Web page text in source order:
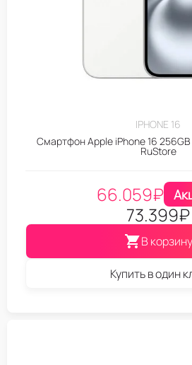
IPHONE 16
Смартфон Apple iPhone 16
RuStore
66.059₽
73.399₽
В корзину
Купить в один